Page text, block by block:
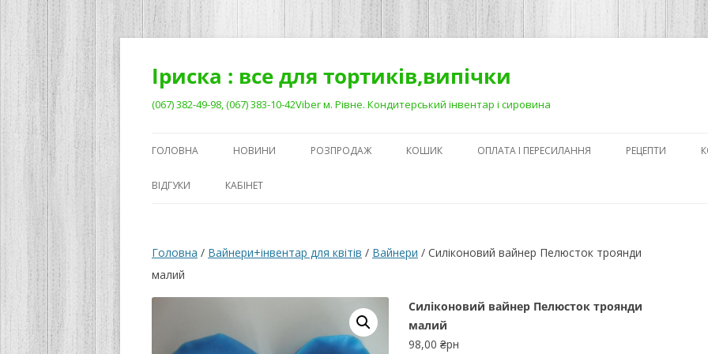
Перейти
Іриска : все для тортиків,випічки
(067) 382-49-98, (067) 383-10-42Viber м. Рівне. Кондитерський інвентар і сировина
ГОЛОВНА НОВИНИ РОЗПРОДАЖ КОШИК ОПЛАТА І ПЕРЕСИЛАННЯ РЕЦЕПТИ
АБО ЯК
ПЕРШІ КРОКИ В
ВІДГУКИ КАБІНЕТ
Головна / Вайнери+інвентар для квітів / Вайнери / Силіконовий вайнер Пелюсток троянди
малий
Силіконовий вайнер Пелюсток троянди
малий
98,00 ₴рн